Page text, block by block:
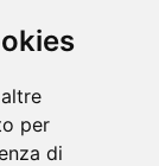
per
di
momento
di più